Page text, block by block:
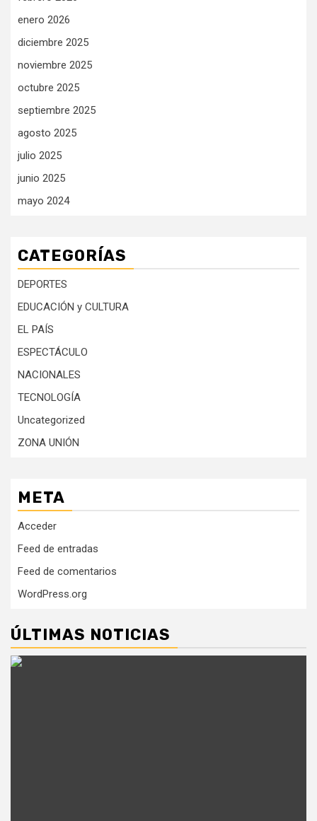
enero 2026
diciembre 2025
noviembre 2025
octubre 2025
septiembre 2025
agosto 2025
julio 2025
junio 2025
mayo 2024
CATEGORÍAS
DEPORTES
EDUCACIÓN y CULTURA
EL PAÍS
ESPECTÁCULO
NACIONALES
TECNOLOGÍA
Uncategorized
ZONA UNIÓN
META
Acceder
Feed de entradas
Feed de comentarios
WordPress.org
ÚLTIMAS NOTICIAS